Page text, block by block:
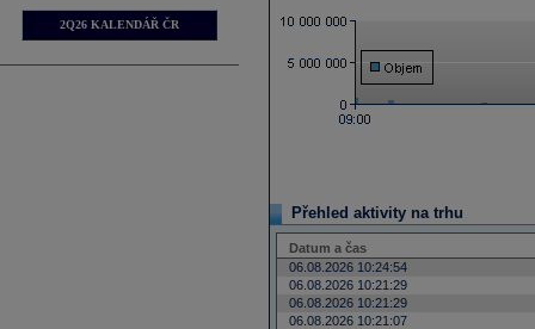
2Q26 KALENDÁŘ ČR
Přehled aktivity na trhu
Datum a čas
06.08.2026 10:24:54
06.08.2026 10:21:29
06.08.2026 10:21:29
06.08.2026 10:21:07